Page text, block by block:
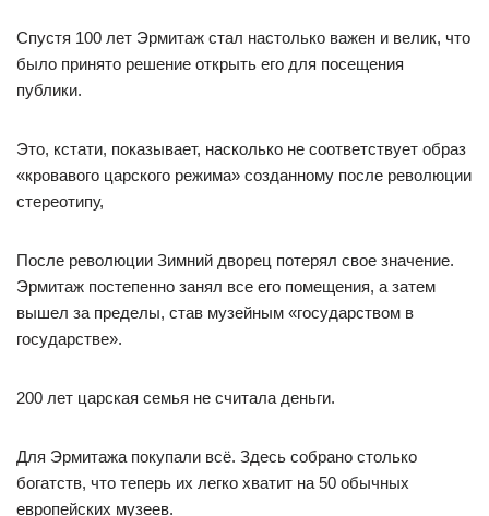
Спустя 100 лет Эрмитаж стал настолько важен и велик, что
было принято решение открыть его для посещения
публики.
Это, кстати, показывает, насколько не соответствует образ
«кровавого царского режима» созданному после революции
стереотипу,
После революции Зимний дворец потерял свое значение.
Эрмитаж постепенно занял все его помещения, а затем
вышел за пределы, став музейным «государством в
государстве».
200 лет царская семья не считала деньги.
Для Эрмитажа покупали всё. Здесь собрано столько
богатств, что теперь их легко хватит на 50 обычных
европейских музеев.